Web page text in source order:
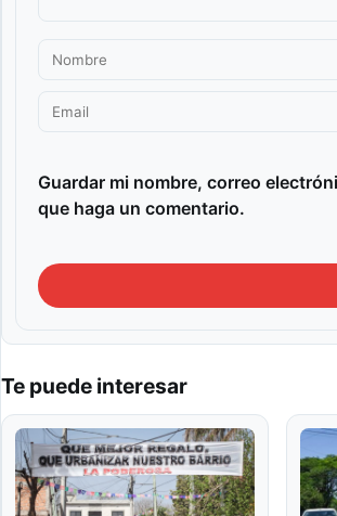
Guardar mi nombre, correo
que haga un comentario.
Te puede interesar